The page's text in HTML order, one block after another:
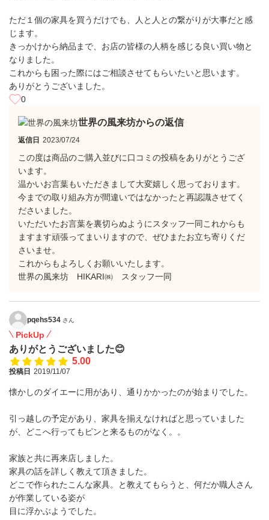
ただ１個の家具を買うだけでも、人と人との繋がりが大事だと感
じます。
きっかけから納品まで、お店の皆様の人柄を感じる良い買い物と
なりました。
これからも困った際にはご相談させてもらいたいと思います。
ありがとうございました。
0
世界の風来坊からの返信
返信日 2023/07/24
この度は商品のご購入並びに口コミの投稿をありがとうござ
います。
温かいお言葉もいただきまして大変嬉しく思っております。
今までの取り組み方が間違いではなかったと再認識させてく
ださいました。
いただいたお言葉を裏切らぬようにスタッフ一同これからも
ますます頑張ってまいりますので、ぜひまたお立ち寄りくだ
さいませ。
これからもよろしくお願いいたします。
世界の風来坊 HIKARI㈱ スタッフ一同
pqehs534 さん
PickUp
ありがとうございました😊
5.00
投稿日 2019/11/07
懐かしのダイエーに用があり、通りかかったのが始まりでした。
引っ越しの予定があり、家具を揃えなければと思っていました
が、どこへ行ってもピンと来るものがなく。。
家族と共に再来店しました。
家具の話を詳しく教えて頂きました。
どこで作られたこんな家具。と教えてもらうと、何だか職人さん
が作業している姿が
目に浮かぶようでした。